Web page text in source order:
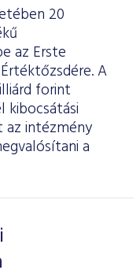
20
az Erste
A
forint
kibocsátási
az intézmény
a